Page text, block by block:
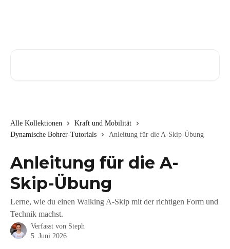
Alle Kollektionen
Kraft und Mobilität
Dynamische Bohrer-Tutorials
Anleitung für die A-Skip-Übung
Anleitung für die A-
Skip-Übung
Lerne, wie du einen Walking A-Skip mit der richtigen Form und
Technik machst.
Verfasst von Steph
5. Juni 2026